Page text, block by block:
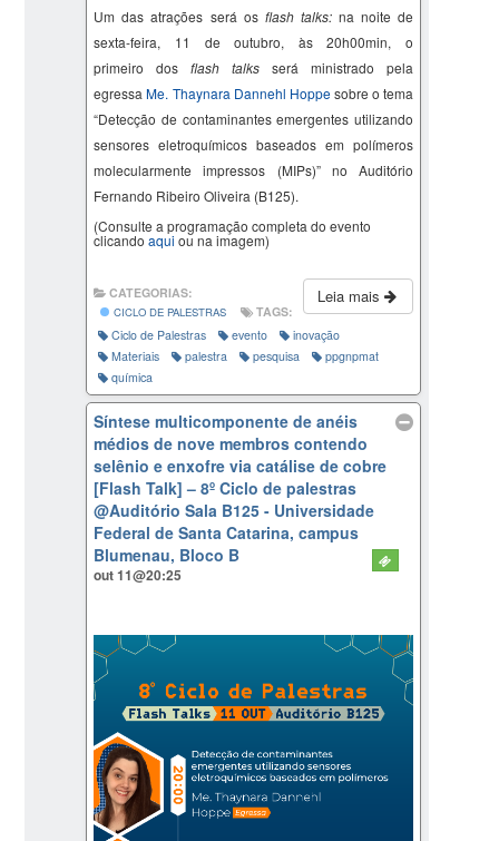
Um das atrações será os flash talks:na noite de
sexta-feira, 11 de outubro, às 20h00min, o
primeiro dosflash talks será ministrado pela
egressaMe. Thaynara Dannehl Hoppesobre o tema
“Detecção de contaminantes emergentes utilizando
sensores eletroquímicos baseados em polímeros
molecularmente impressos
(MIPs)” no Auditório
Fernando Ribeiro Oliveira (B125).
(Consulte a programação completa do evento
clicandoaqui ou na imagem)
Leia mais
CATEGORIAS:
CICLO DE PALESTRAS
TAGS:
Ciclo de Palestras
evento
inovação
Materiais
palestra pesquisa
ppgnpmat
química
Síntese multicomponente de anéis
médios de nove membros contendo
selênio e enxofre via catálise de cobre
[Flash Talk] – 8º Ciclo de palestras
@Auditório Sala B125 - Universidade
Federal de Santa Catarina, campus
Blumenau, Bloco B
out 11@20:25